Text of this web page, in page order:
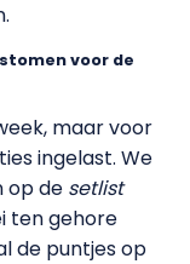
voor de
maar voor
ingelast. We
op de setlist
ten gehore
de puntjes op